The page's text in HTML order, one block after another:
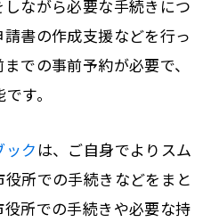
ながら必要な手続きにつ
書の作成支援などを行っ
での事前予約が必要で、
す。
ック は、ご自身でよりスム
所での手続きなどをまと
所での手続きや必要な持